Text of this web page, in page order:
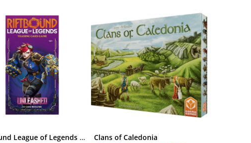
Riftbound League of Legends TCG Unleashed Booster Pack 14 Carti Clans of Caledonia